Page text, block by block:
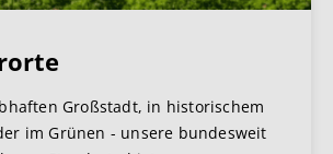
Großstadt, in historischem
im Grünen - unsere bundesweit